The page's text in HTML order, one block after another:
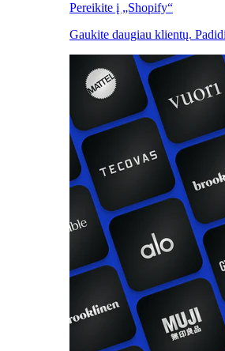
Pereikite į „Shopify“
Gaukite daugiau klientų.